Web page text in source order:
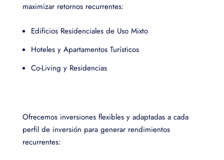
maximizar retornos recurrentes:
Edificios Residenciales de Uso Mixto
Hoteles y Apartamentos Turísticos
Co-Living y Residencias
Ofrecemos inversiones flexibles y adaptadas a cada
perfil de inversión para generar rendimientos
recurrentes: